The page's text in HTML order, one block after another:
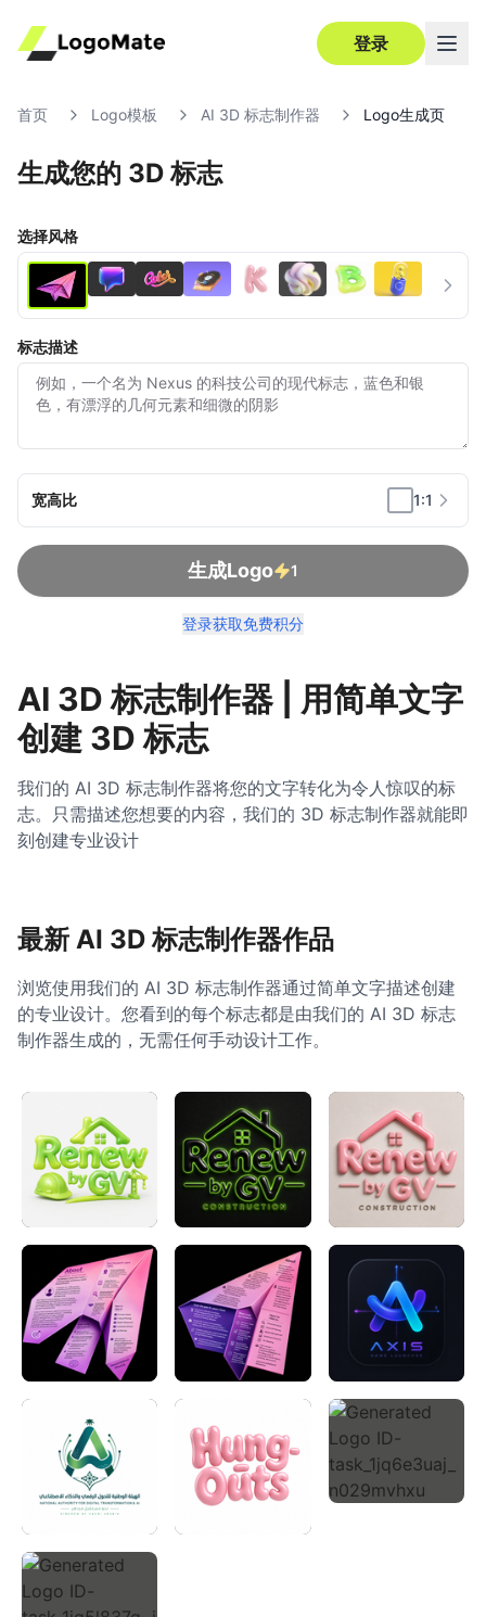
登录
首页 Logo模板 AI 3D 标志制作器 Logo生成页
生成您的 3D 标志
选择风格
标志描述
宽高比 1:1
生成Logo 1
登录获取免费积分
AI 3D 标志制作器 | 用简单文字
创建 3D 标志
我们的 AI 3D 标志制作器将您的文字转化为令人惊叹的标
志。只需描述您想要的内容，我们的 3D 标志制作器就能即
刻创建专业设计
最新 AI 3D 标志制作器作品
浏览使用我们的 AI 3D 标志制作器通过简单文字描述创建
的专业设计。您看到的每个标志都是由我们的 AI 3D 标志
制作器生成的，无需任何手动设计工作。